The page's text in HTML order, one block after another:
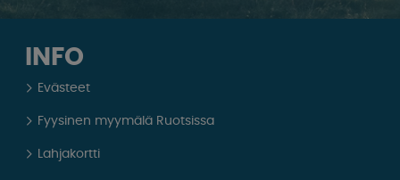
INFO
Evästeet
Fyysinen myymälä Ruotsissa
Lahjakortti